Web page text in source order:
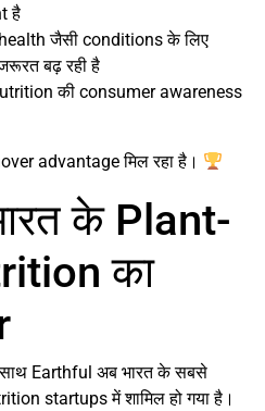
है
जैसी conditions के लिए
बढ़ रही है
की consumer awareness
advantage मिल रहा है।
के Plant-
का
Earthful अब भारत के सबसे
startups में शामिल हो गया है।